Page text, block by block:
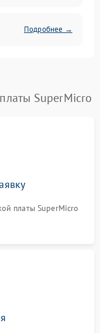
Подробнее →
SuperMicro
платы SuperMicro